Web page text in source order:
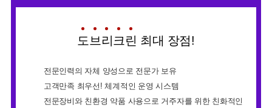
도 브 리 크 린 최대 장점!
전문인력의 자체 양성으로 전문가 보유
고객만족 최우선! 체계적인 운영 시스템
전문장비와 친환경 약품 사용으로 거주자를 위한 친화적인